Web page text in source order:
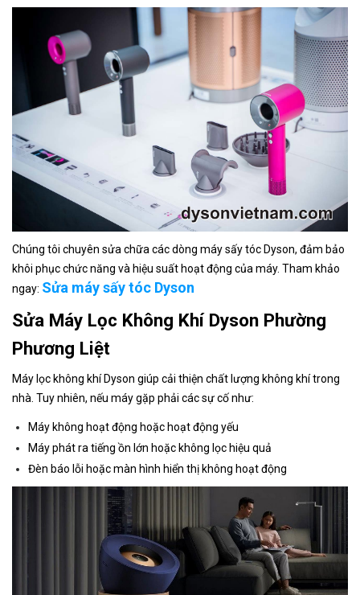
Chúng tôi chuyên sửa chữa các dòng máy sấy tóc Dyson, đảm bảo
khôi phục chức năng và hiệu suất hoạt động của máy. Tham khảo
ngay: Sửa máy sấy tóc Dyson
Sửa Máy Lọc Không Khí Dyson Phường
Phương Liệt
Máy lọc không khí Dyson giúp cải thiện chất lượng không khí trong
nhà. Tuy nhiên, nếu máy gặp phải các sự cố như:
Máy không hoạt động hoặc hoạt động yếu
Máy phát ra tiếng ồn lớn hoặc không lọc hiệu quả
Đèn báo lỗi hoặc màn hình hiển thị không hoạt động